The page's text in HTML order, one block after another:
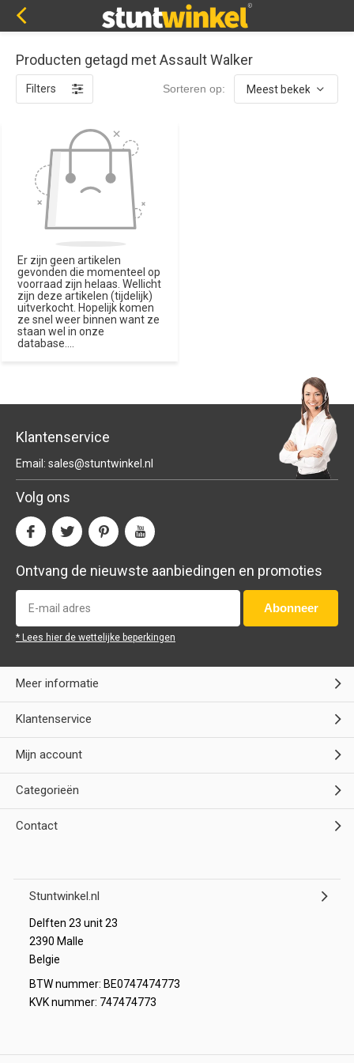
Producten getagd met Assault Walker
Filters Sorteren op:
Er zijn geen artikelen
gevonden die momenteel op
voorraad zijn helaas. Wellicht
zijn deze artikelen (tijdelijk)
uitverkocht. Hopelijk komen
ze snel weer binnen want ze
staan wel in onze
database....
Klantenservice
Email: sales@stuntwinkel.nl
Volg ons
Ontvang de nieuwste aanbiedingen en promoties
Abonneer
* Lees hier de wettelijke beperkingen
Meer informatie
Klantenservice
Mijn account
Categorieën
Contact
Stuntwinkel.nl
Delften 23 unit 23
2390 Malle
Belgie
BTW nummer: BE0747474773
KVK nummer: 747474773